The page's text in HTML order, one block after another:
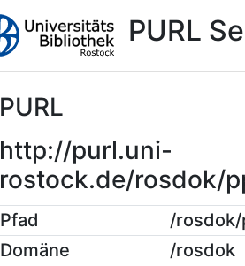
PURL
PURL
http://purl.uni-
rostock.de/rosdok/
Pfad
/
Domäne
/rosdok